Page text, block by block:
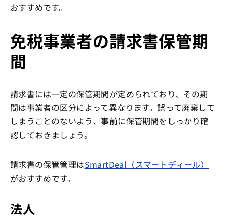
おすすめです。
免税事業者の請求書保管期
間
請求書には一定の保管期間が定められており、その期
間は事業者の区分によって異なります。誤って廃棄して
しまうことのないよう、事前に保管期間をしっかり確
認しておきましょう。
請求書の保管管理はSmartDeal（スマートディール）
がおすすめです。
法人